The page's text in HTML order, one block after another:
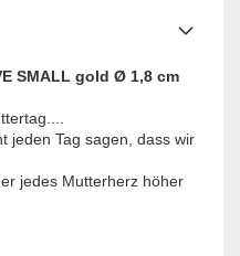
SMALL gold Ø 1,8 cm
jeden Tag sagen, dass wir
jedes Mutterherz höher